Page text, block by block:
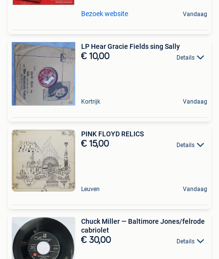
Bezoek website Vandaag
LP Hear Gracie Fields sing Sally
€ 10,00 Details
Kortrijk Vandaag
PINK FLOYD RELICS
€ 15,00 Details
Leuven Vandaag
Chuck Miller — Baltimore Jones/felrode
cabriolet
€ 30,00 Details